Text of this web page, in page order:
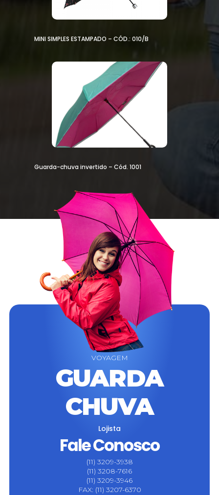
MINI SIMPLES ESTAMPADO – CÓD.: 010/B
Guarda-chuva invertido – Cód. 1001
VOYAGEM
GUARDA
CHUVA
Lojista
Fale Conosco
(11) 3209-3938
(11) 3208-7616
(11) 3209-3946
FAX: (11) 3207-6370